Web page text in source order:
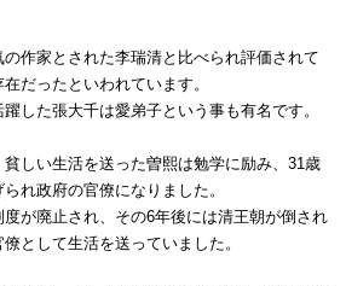
作家とされた李瑞清と比べられ評価されて
だったといわれています。
した張大千は愛弟子という事も有名です。
しい生活を送った曽熙は勉学に励み、31歳
れ政府の官僚になりました。
が廃止され、その6年後には清王朝が倒され
として生活を送っていました。